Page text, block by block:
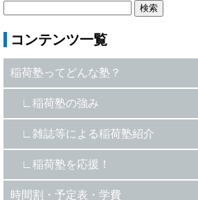
コンテンツ一覧
稲荷塾ってどんな塾？
稲荷塾の強み
雑誌等による稲荷塾紹介
稲荷塾を応援！
時間割・予定表・学費